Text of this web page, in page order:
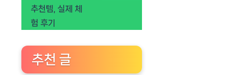
추천템, 실제 체
험 후기
추천 글